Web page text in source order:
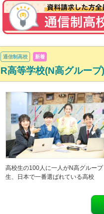
通信制高校 新着
R高等学校(N高グループ)
高校生の100人に一人がN高グループ
生、日本で一番選ばれている高校